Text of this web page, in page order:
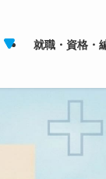
就職・資格・